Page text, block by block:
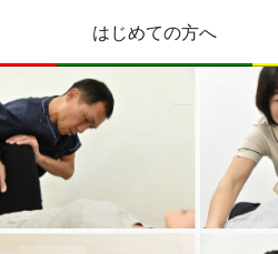
はじめての方へ